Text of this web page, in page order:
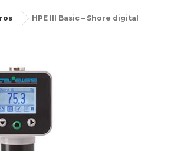
HPE III Basic – Shore digital